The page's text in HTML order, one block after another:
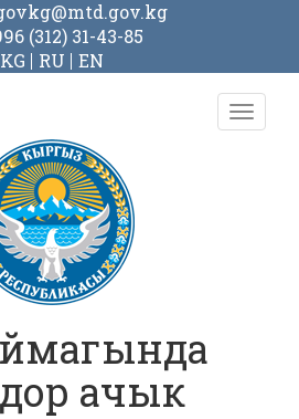
(312) 31-43-85
KG
RU EN
Toggle
ачык